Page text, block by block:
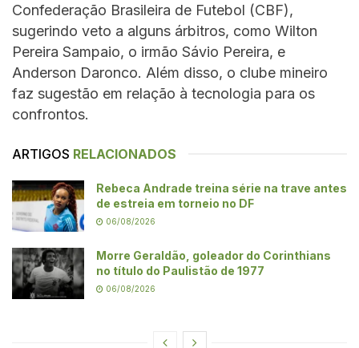
Confederação Brasileira de Futebol (CBF),
sugerindo veto a alguns árbitros, como Wilton
Pereira Sampaio, o irmão Sávio Pereira, e
Anderson Daronco. Além disso, o clube mineiro
faz sugestão em relação à tecnologia para os
confrontos.
ARTIGOS RELACIONADOS
Rebeca Andrade treina série na trave antes
de estreia em torneio no DF
06/08/2026
Morre Geraldão, goleador do Corinthians
no título do Paulistão de 1977
06/08/2026